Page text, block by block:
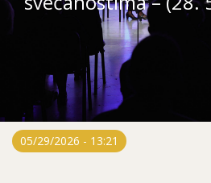
05/29/2026 - 13:21